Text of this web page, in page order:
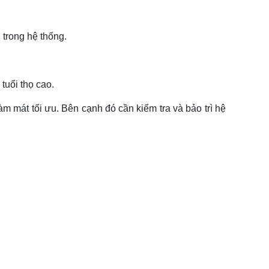
hệ thống.
thọ cao.
mát tối ưu. Bên cạnh đó cần kiểm tra và bảo trì hệ